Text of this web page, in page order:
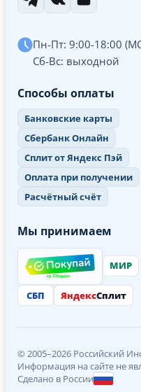
Пн-Пт: 9:00-18:00
Сб-Вс: выходной
Способы оплаты
Банковские карты
Сбербанк Онлайн
Сплит от Яндекс Пэй
Оплата при получении
Расчётный счёт
Мы принимаем
МИР
СБП ЯндексСплит
© 2005–2026 Российский
Информация на сайте не
Сделано в России